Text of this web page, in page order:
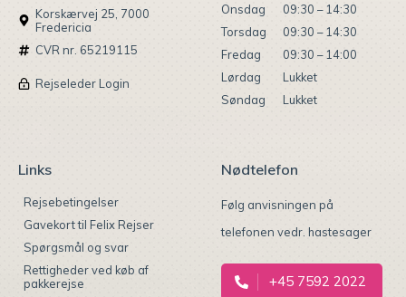
Korskærvej 25, 7000
Fredericia
CVR nr. 65219115
Rejseleder Login
Onsdag
09:30 – 14:30
Torsdag
09:30 – 14:30
Fredag
09:30 – 14:00
Lørdag
Lukket
Søndag
Lukket
Links
Rejsebetingelser
Gavekort til Felix Rejser
Spørgsmål og svar
Rettigheder ved køb af
pakkerejse
Nødtelefon
Følg anvisningen på
telefonen vedr. hastesager
+45 7592 2022